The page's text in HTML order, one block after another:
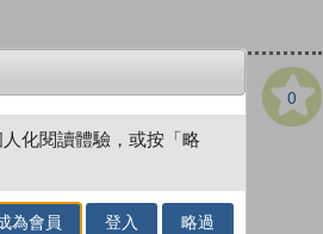
0
化閱讀體驗，或按「略
為會員 登入 略過